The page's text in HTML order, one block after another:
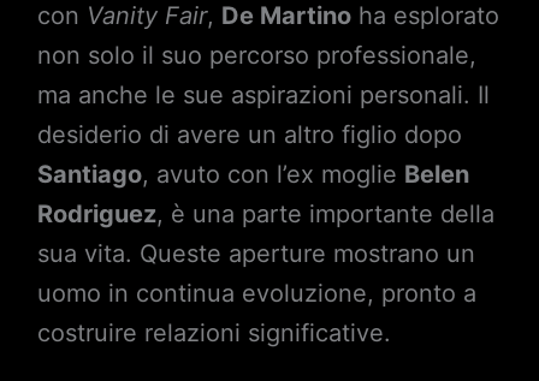
con Vanity Fair, De Martinoha esplorato
non solo il suo percorso professionale,
ma anche le sue aspirazioni personali. Il
desiderio di avere un altro figlio dopo
Santiago, avuto con l’ex moglie Belen
Rodriguez, è una parte importante della
sua vita. Queste aperture mostrano un
uomo in continua evoluzione, pronto a
costruire relazioni significative.